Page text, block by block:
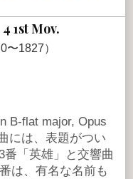
1st Mov.
〜1827）
B-flat major, Opus
には、表題がつい
「英雄」と交響曲
は、有名な名前も